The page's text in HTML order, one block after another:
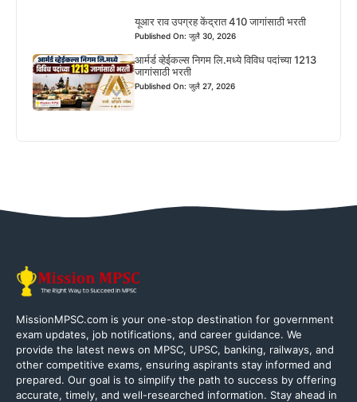
यूआर राव उपग्रह केंद्रात 410 जागांसाठी भरती
Published On: जुलै 30, 2026
आर्मर्ड व्हेईकल्स निगम लि.मध्ये विविध पदांच्या 1213
जागांसाठी भरती
Published On: जुलै 27, 2026
MissionMPSC.com is your one-stop destination for government
exam updates, job notifications, and career guidance. We
provide the latest news on MPSC, UPSC, banking, railways, and
other competitive exams, ensuring aspirants stay informed and
prepared. Our goal is to simplify the path to success by offering
accurate, timely, and well-researched information. Stay ahead in